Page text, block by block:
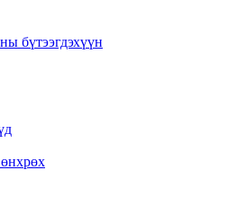
бүтээгдэхүүн